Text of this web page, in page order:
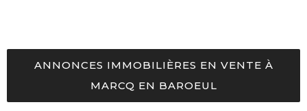
ANNONCES IMMOBILIÈRES EN VENTE À
MARCQ EN BAROEUL